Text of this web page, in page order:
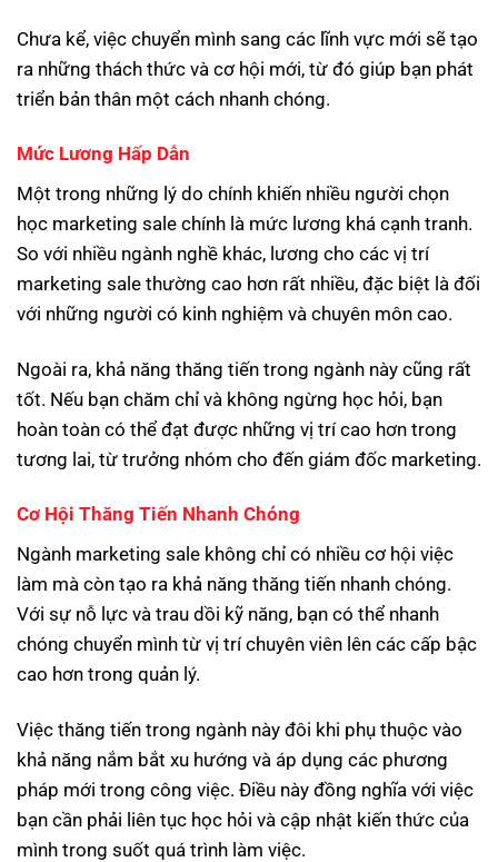
Chưa kể, việc chuyển mình sang các lĩnh vực mới sẽ tạo
ra những thách thức và cơ hội mới, từ đó giúp bạn phát
triển bản thân một cách nhanh chóng.
Mức Lương Hấp Dẫn
Một trong những lý do chính khiến nhiều người chọn
học marketing sale chính là mức lương khá cạnh tranh.
So với nhiều ngành nghề khác, lương cho các vị trí
marketing sale thường cao hơn rất nhiều, đặc biệt là đối
với những người có kinh nghiệm và chuyên môn cao.
Ngoài ra, khả năng thăng tiến trong ngành này cũng rất
tốt. Nếu bạn chăm chỉ và không ngừng học hỏi, bạn
hoàn toàn có thể đạt được những vị trí cao hơn trong
tương lai, từ trưởng nhóm cho đến giám đốc marketing.
Cơ Hội Thăng Tiến Nhanh Chóng
Ngành marketing sale không chỉ có nhiều cơ hội việc
làm mà còn tạo ra khả năng thăng tiến nhanh chóng.
Với sự nỗ lực và trau dồi kỹ năng, bạn có thể nhanh
chóng chuyển mình từ vị trí chuyên viên lên các cấp bậc
cao hơn trong quản lý.
Việc thăng tiến trong ngành này đôi khi phụ thuộc vào
khả năng nắm bắt xu hướng và áp dụng các phương
pháp mới trong công việc. Điều này đồng nghĩa với việc
bạn cần phải liên tục học hỏi và cập nhật kiến thức của
mình trong suốt quá trình làm việc.